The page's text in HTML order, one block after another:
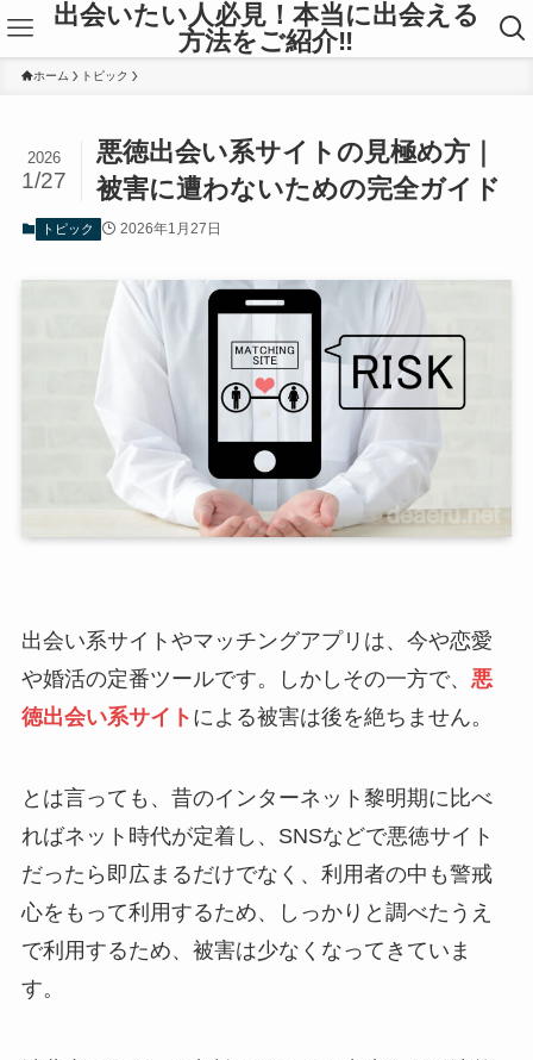
出会いたい人必見！本当に出会える
方法をご紹介‼
ホーム トピック
悪徳出会い系サイトの見極め方｜
被害に遭わないための完全ガイド
2026
1/27
トピック 2026年1月27日
出会い系サイトやマッチングアプリは、今や恋愛
や婚活の定番ツールです。しかしその一方で、 悪
徳出会い系サイト による被害は後を絶ちません。
とは言っても、昔のインターネット黎明期に比べ
ればネット時代が定着し、SNSなどで悪徳サイト
だったら即広まるだけでなく、利用者の中も警戒
心をもって利用するため、しっかりと調べたうえ
で利用するため、被害は少なくなってきていま
す。